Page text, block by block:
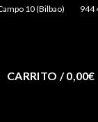
10 (Bilbao) 944
CARRITO /0,00€